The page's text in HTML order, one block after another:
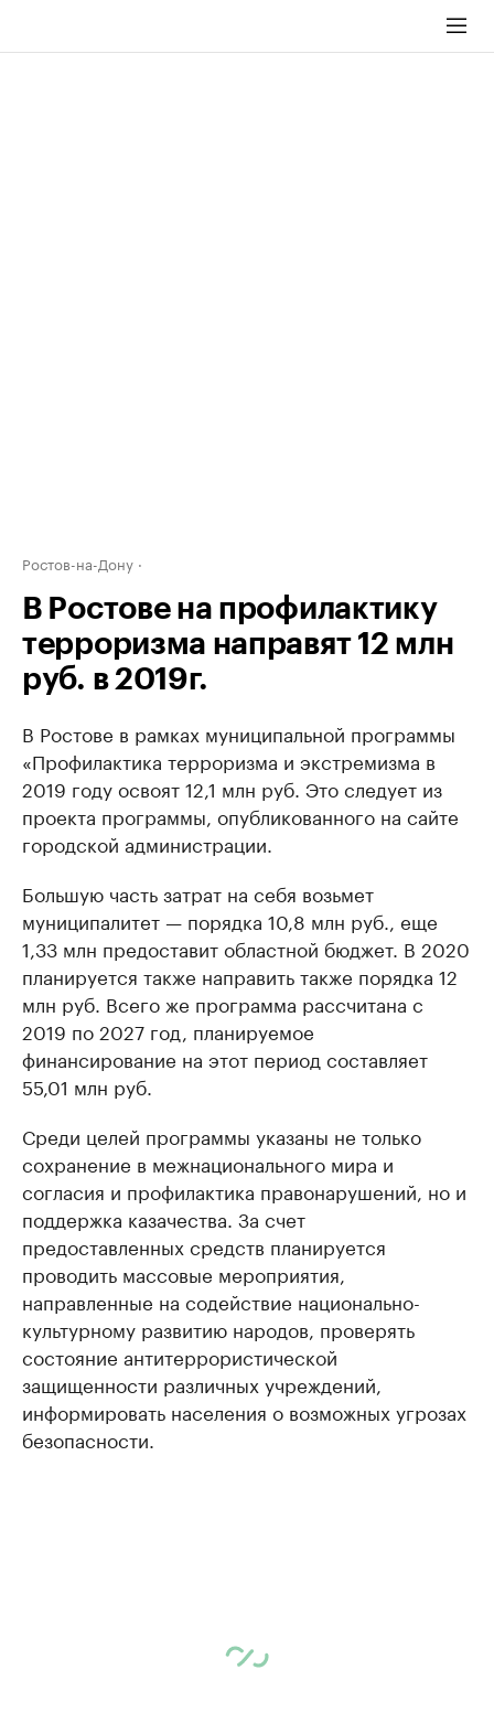
Ростов-на-Дону
В Ростове на профилактику
терроризма направят 12 млн
руб. в 2019г.
В Ростове в рамках муниципальной программы
«Профилактика терроризма и экстремизма в
2019 году освоят 12,1 млн руб. Это следует из
проекта программы, опубликованного на сайте
городской администрации.
Большую часть затрат на себя возьмет
муниципалитет — порядка 10,8 млн руб., еще
1,33 млн предоставит областной бюджет. В 2020
планируется также направить также порядка 12
млн руб. Всего же программа рассчитана с
2019 по 2027 год, планируемое
финансирование на этот период составляет
55,01 млн руб.
Среди целей программы указаны не только
сохранение в межнационального мира и
согласия и профилактика правонарушений, но и
поддержка казачества. За счет
предоставленных средств планируется
проводить массовые мероприятия,
направленные на содействие национально-
культурному развитию народов, проверять
состояние антитеррористической
защищенности различных учреждений,
информировать населения о возможных угрозах
безопасности.